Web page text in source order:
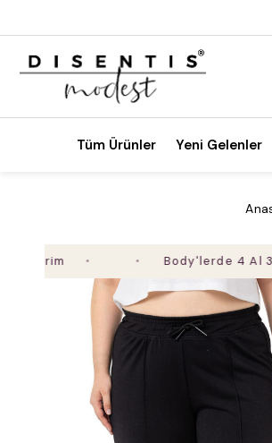
Tüm Ürünler Yeni Gelenler
Body'lerde 4 Al 3 Öde